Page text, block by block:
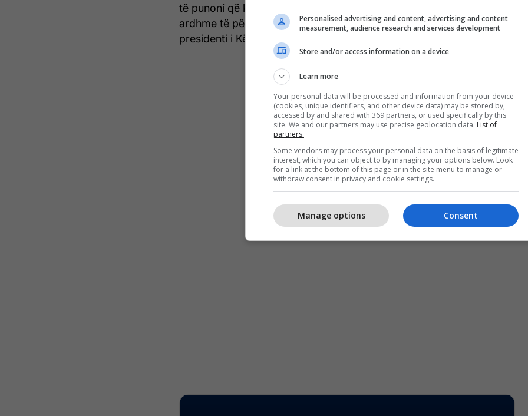
të punoni që kjo të bëhet realitet. Së bashku, do të ndërtojmë një të
ardhme të përbashkët evropiane. Rroftë Evropa!”, u shpreh
presidenti i Këshillit Evropian. /Telegrafi/
Personalised advertising and content, advertising and content
measurement, audience research and services development
Store and/or access information on a device
Learn more
Your personal data will be processed and information from your device
(cookies, unique identifiers, and other device data) may be stored by,
accessed by and shared with 369 partners, or used specifically by this
site. We and our partners may use precise geolocation data. List of
partners.
Some vendors may process your personal data on the basis of legitimate
interest, which you can object to by managing your options below. Look
for a link at the bottom of this page or in the site menu to manage or
withdraw consent in privacy and cookie settings.
Consent
Manage options